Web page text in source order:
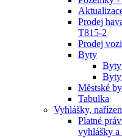
Prodej
T815-2
Prodej
Byty
Byty
Byty
Městské
Tabulka
Vyhlášky,
Platné
vyhlášky a